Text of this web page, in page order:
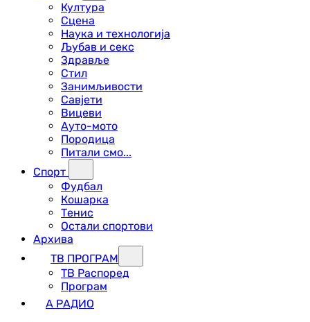
Култура
Сцена
Наука и технологија
Љубав и секс
Здравље
Стил
Занимљивости
Савјети
Вицеви
Ауто-мото
Породица
Питали смо...
Спорт
Фудбал
Кошарка
Тенис
Остали спортови
Архива
ТВ ПРОГРАМ
ТВ Распоред
Програм
А РАДИО